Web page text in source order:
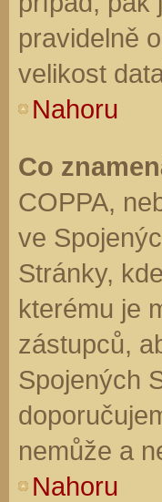
pravidelně
velikost
Nahoru
Co
COPPA,
ve
Stránky,
kterému je
zástupců,
Spojených
nemůže a
Nahoru